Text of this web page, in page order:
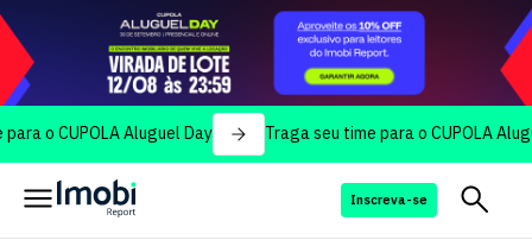
Aluguel Day Traga seu time para o CUPOLA Aluguel Day
Inscreva-se